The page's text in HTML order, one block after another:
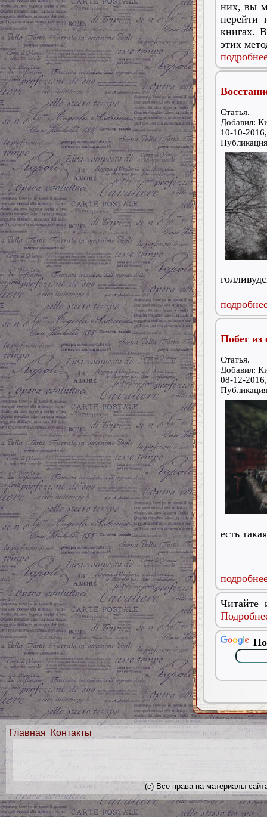
них, вы
перейти
книгах.
этих
Статья.
Добавил:
10-10-
Побег
Статья.
Добавил:
08-12-
есть
Читайте
Главная Контакты
(с) Все права на материалы